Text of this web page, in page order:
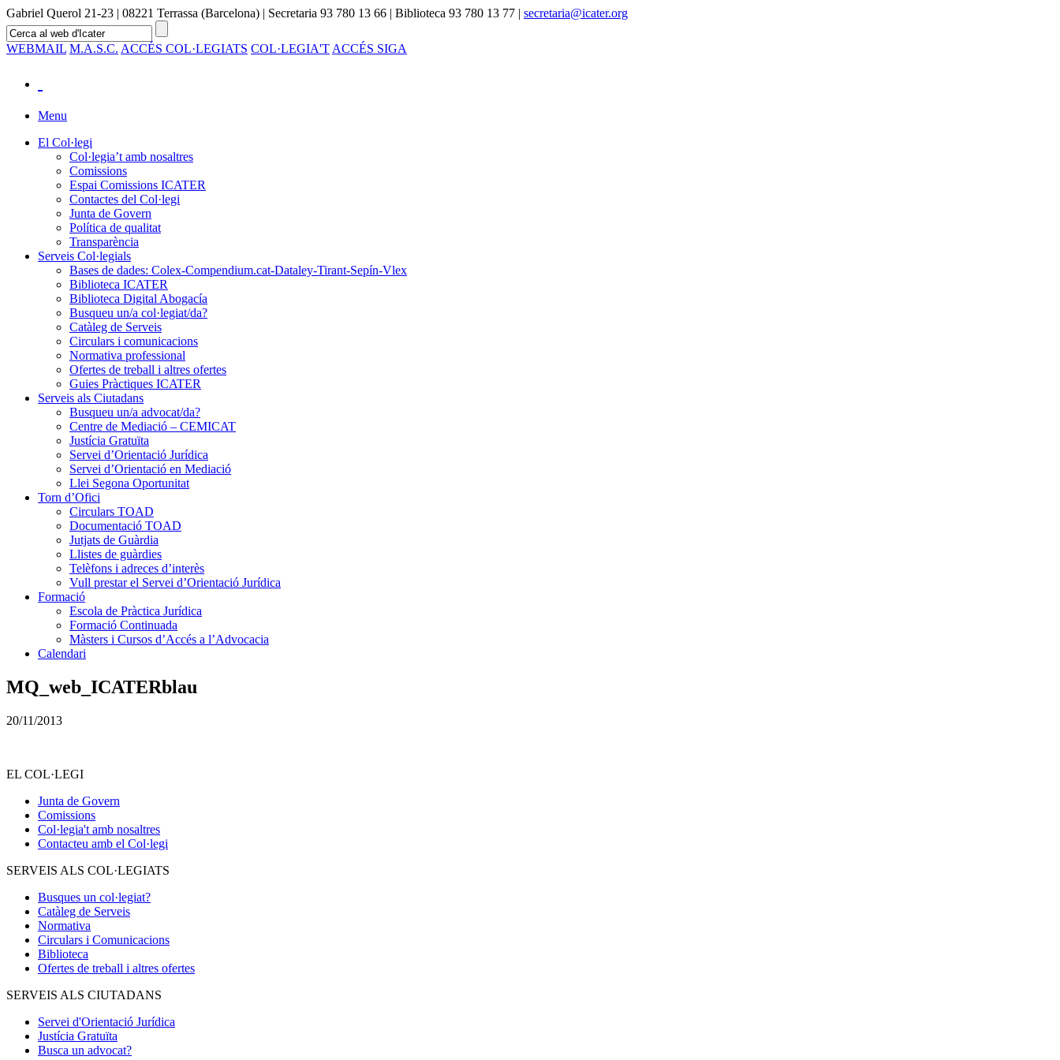
Gabriel Querol 21-23 | 08221 Terrassa (Barcelona) | Secretaria 93 780 13 66 | Biblioteca 93 780 13 77 | secretaria@icater.org
WEBMAIL M.A.S.C. ACCÉS COL·LEGIATS COL·LEGIA'T ACCÉS SIGA
Menu
El Col·legi
Col·legia’t amb nosaltres
Comissions
Espai Comissions ICATER
Contactes del Col·legi
Junta de Govern
Política de qualitat
Transparència
Serveis Col·legials
Bases de dades: Colex-Compendium.cat-Dataley-Tirant-Sepín-Vlex
Biblioteca ICATER
Biblioteca Digital Abogacía
Busqueu un/a col·legiat/da?
Catàleg de Serveis
Circulars i comunicacions
Normativa professional
Ofertes de treball i altres ofertes
Guies Pràctiques ICATER
Serveis als Ciutadans
Busqueu un/a advocat/da?
Centre de Mediació – CEMICAT
Justícia Gratuïta
Servei d’Orientació Jurídica
Servei d’Orientació en Mediació
Llei Segona Oportunitat
Torn d’Ofici
Circulars TOAD
Documentació TOAD
Jutjats de Guàrdia
Llistes de guàrdies
Telèfons i adreces d’interès
Vull prestar el Servei d’Orientació Jurídica
Formació
Escola de Pràctica Jurídica
Formació Continuada
Màsters i Cursos d’Accés a l’Advocacia
Calendari
MQ_web_ICATERblau
20/11/2013
EL COL·LEGI
Junta de Govern
Comissions
Col·legia't amb nosaltres
Contacteu amb el Col·legi
SERVEIS ALS COL·LEGIATS
Busques un col·legiat?
Catàleg de Serveis
Normativa
Circulars i Comunicacions
Biblioteca
Ofertes de treball i altres ofertes
SERVEIS ALS CIUTADANS
Servei d'Orientació Jurídica
Justícia Gratuïta
Busca un advocat?